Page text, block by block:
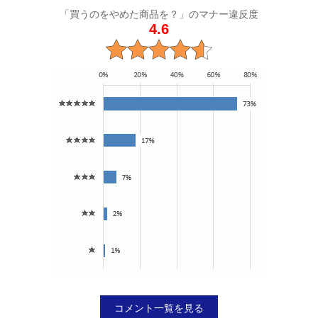
「買うのをやめた商品を？」のマナー違反度
4.6
コメント一覧を見る